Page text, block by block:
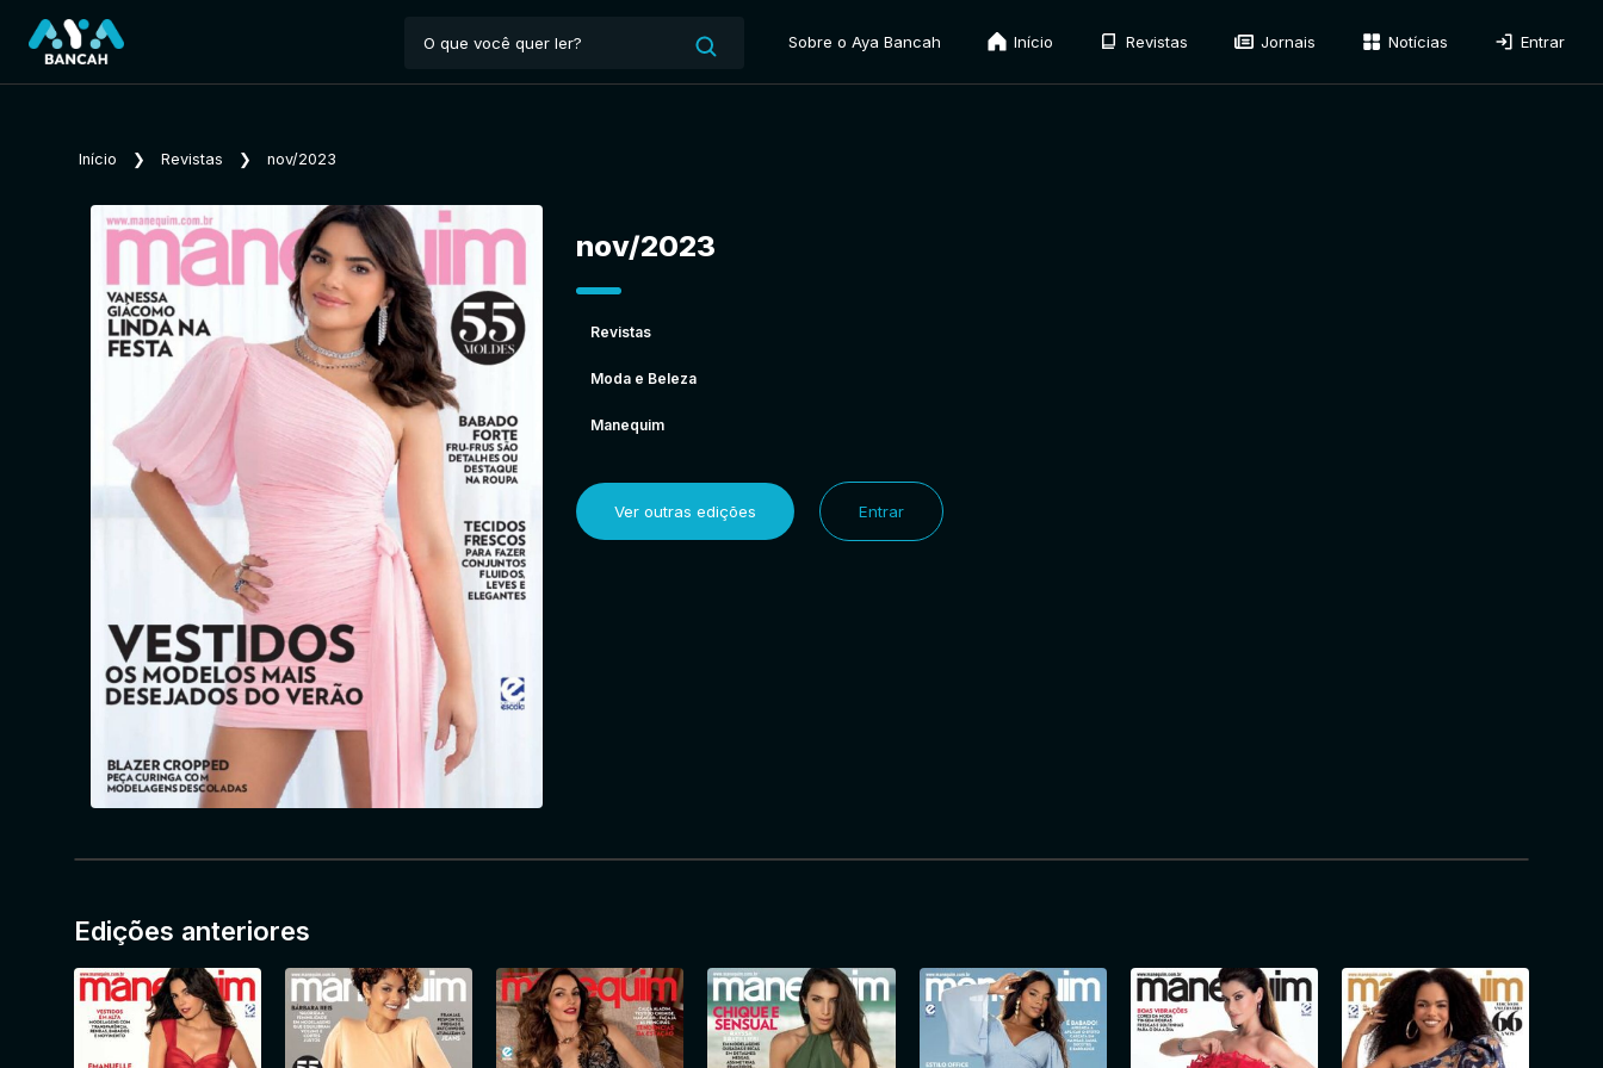
Sobre o Aya Bancah Início Revistas Jornais Notícias Entrar
Início ❯ Revistas ❯ nov/2023
nov/2023
Revistas
Moda e Beleza
Manequim
Ver outras edições Entrar
Edições anteriores